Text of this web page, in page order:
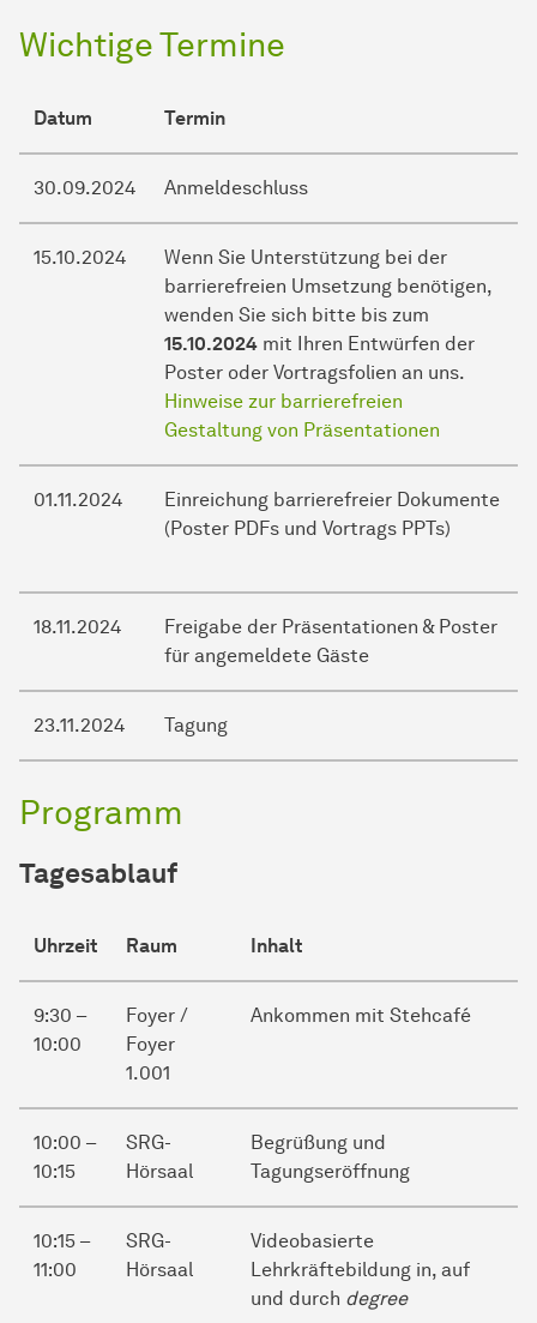
Wichtige Termine
Datum Termin
30.09.2024 Anmeldeschluss
15.10.2024
Wenn Sie Unterstützung bei der
barrierefreien Umsetzung benötigen,
wenden Sie sich bitte bis zum
15.10.2024 mit Ihren Entwürfen der
Poster oder Vortragsfolien an uns.
Hinweise zur barrierefreien
Gestaltung von Präsentationen
01.11.2024
Einreichung barrierefreier Dokumente
(Poster PDFs und Vortrags PPTs)
18.11.2024
Freigabe der Präsentationen & Poster
für angemeldete Gäste
23.11.2024 Tagung
Programm
Tagesablauf
Uhrzeit Raum Inhalt
9:30 –
10:00
Foyer /
Foyer
1.001
Ankommen mit Stehcafé
10:00 –
10:15
SRG-
Hörsaal
Begrüßung und
Tagungseröffnung
10:15 –
11:00
SRG-
Hörsaal
Videobasierte
Lehrkräftebildung in, auf
und durch degree